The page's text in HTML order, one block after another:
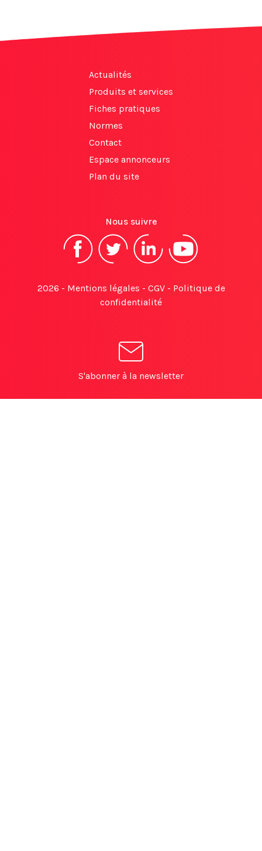
Actualités
Produits et services
Fiches pratiques
Normes
Contact
Espace annonceurs
Plan du site
Nous suivre
2026 - Mentions légales - CGV- Politique de
confidentialité
S'abonner à la newsletter